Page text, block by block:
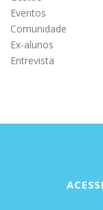
Eventos
Comunidade
Ex-alunos
Entrevista